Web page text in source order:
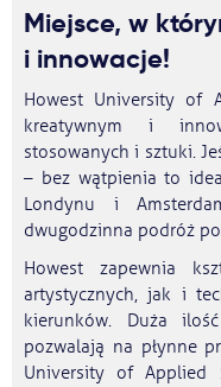
Miejsce, w
i innowacje!
Howest University of
kreatywnym i
stosowanych i sztuki.
– bez wątpienia to
Londynu i
dwugodzinna podróż
Howest zapewnia
artystycznych, jak i
kierunków. Duża
pozwalają na płynne
University of Applied